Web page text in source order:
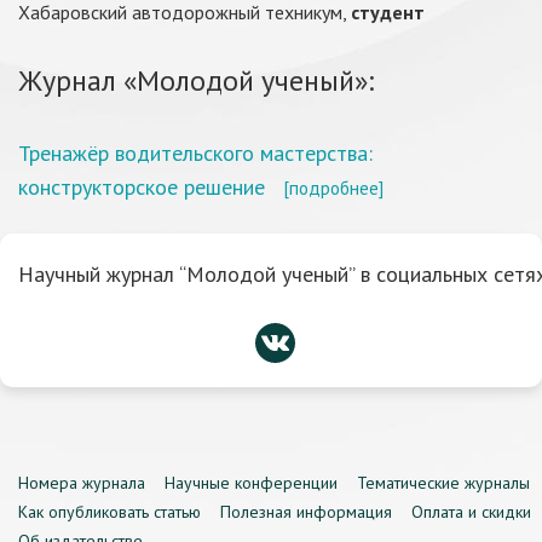
Хабаровский автодорожный техникум, студент
Журнал «Молодой ученый»:
Тренажёр водительского мастерства:
конструкторское решение
[подробнее]
Научный журнал “Молодой ученый” в социальных
Номера журнала Научные конференции
Тематические журналы
Как опубликовать статью
Полезная информация
Оплата и скидки